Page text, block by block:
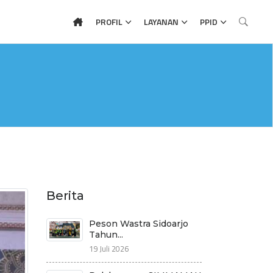
PROFIL LAYANAN PPID
Berita
Peson Wastra Sidoarjo
Tahun...
19 Juli 2026